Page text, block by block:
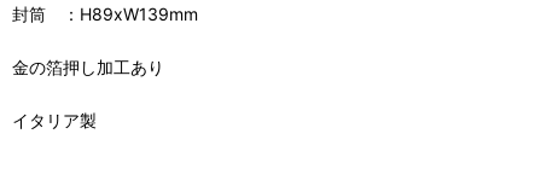
封筒 ：H89xW139mm
金の箔押し加工あり
イタリア製